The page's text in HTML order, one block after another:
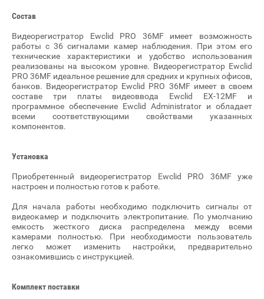
Состав
Видеорегистратор Ewclid PRO 36MF имеет возможность
работы с 36 сигналами камер наблюдения. При этом его
технические характеристики и удобство использования
реализованы на высоком уровне. Видеорегистратор Ewclid
PRO 36MF идеальное решение для средних и крупных офисов,
банков. Видеорегистратор Ewclid PRO 36MF имеет в своем
составе три платы видеоввода Ewclid EX-12MF и
программное обеспечение Ewclid Administrator и обладает
всеми соответствующими свойствами указанных
компонентов.
Установка
Приобретенный видеорегистратор Ewclid PRO 36MF уже
настроен и полностью готов к работе.
Для начала работы необходимо подключить сигналы от
видеокамер и подключить электропитание. По умолчанию
емкость жесткого диска распределена между всеми
камерами полностью. При необходимости пользователь
легко может изменить настройки, предварительно
ознакомившись с инструкцией.
Комплект поставки